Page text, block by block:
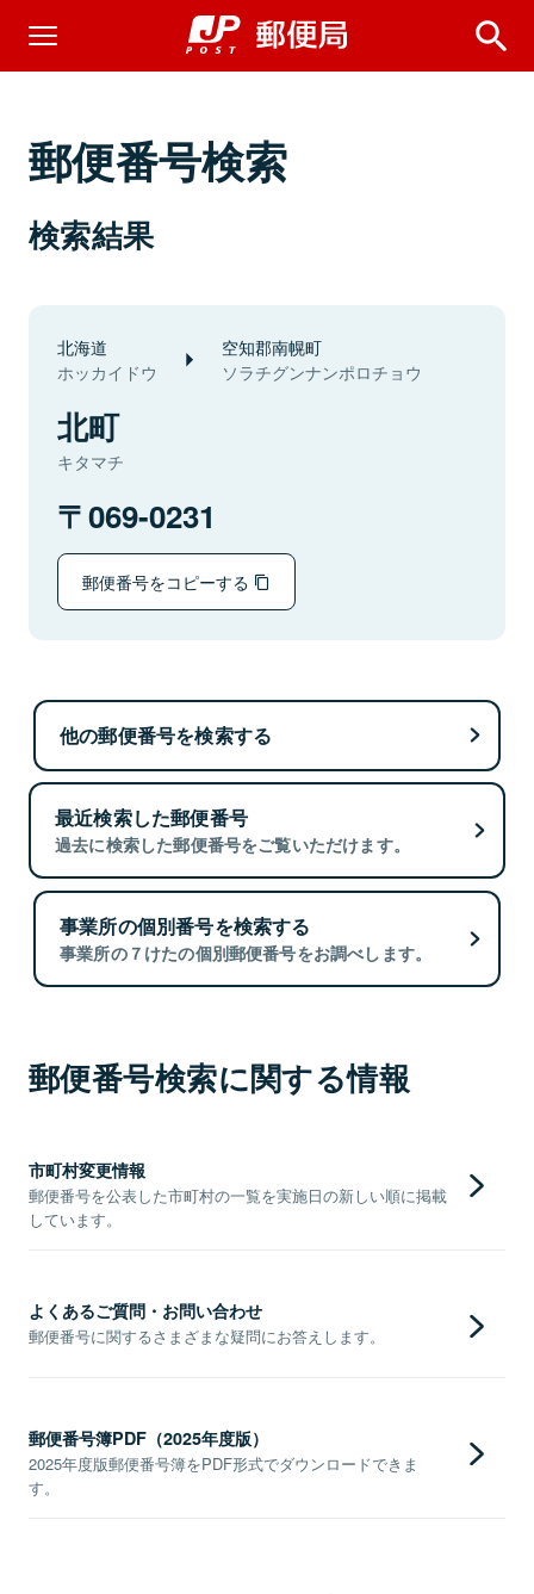
郵便番号検索
検索結果
北海道
ホッカイドウ
空知郡南幌町
ソラチグンナンポロチョウ
北町
キタマチ
069-0231
郵便番号をコピーする
他の郵便番号を検索する
最近検索した郵便番号
過去に検索した郵便番号をご覧いただけます。
事業所の個別番号を検索する
事業所の７けたの個別郵便番号をお調べします。
郵便番号検索に関する情報
市町村変更情報
郵便番号を公表した市町村の一覧を実施日の新しい順に掲載
しています。
よくあるご質問・お問い合わせ
郵便番号に関するさまざまな疑問にお答えします。
郵便番号簿PDF（2025年度版）
2025年度版郵便番号簿をPDF形式でダウンロードできま
す。